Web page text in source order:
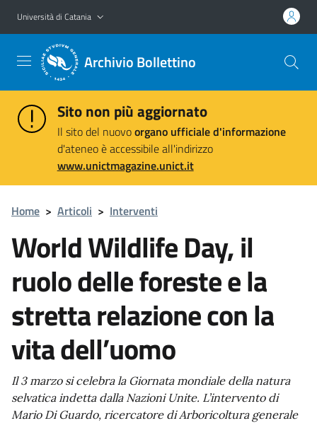
Vai al contenuto principale
Vai al menu di navigazione
Università di Catania
Archivio Bollettino
Sito non più aggiornato
Il sito del nuovoorgano ufficiale d'informazione
d'ateneo è accessibile all'indirizzo
www.unictmagazine.unict.it
Home > Articoli > Interventi
World Wildlife Day, il
ruolo delle foreste e la
stretta relazione con la
vita dell’uomo
Il 3 marzo si celebra la Giornata mondiale della natura
selvatica indetta dalla Nazioni Unite. L’intervento di
Mario Di Guardo, ricercatore di Arboricoltura generale